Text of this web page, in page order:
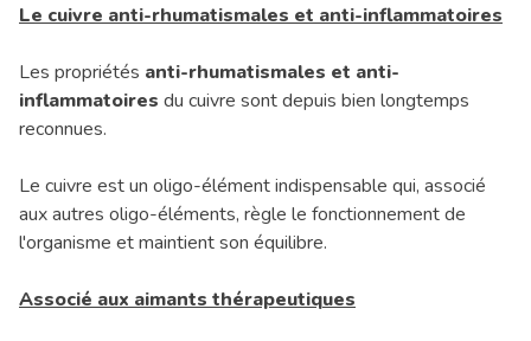
Le cuivre anti-rhumatismales et anti-inflammatoires
Les propriétés anti-rhumatismales et anti-
inflammatoires du cuivre sont depuis bien longtemps
reconnues.
Le cuivre est un oligo-élément indispensable qui, associé
aux autres oligo-éléments, règle le fonctionnement de
l'organisme et maintient son équilibre.
Associé aux aimants thérapeutiques